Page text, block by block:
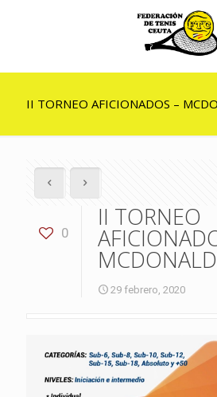
II TORNEO AFICIONADOS –
0
II TORNEO
29 febrero, 2020